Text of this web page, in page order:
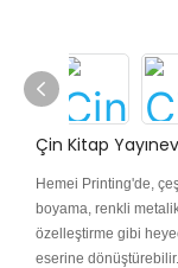
Çin Kitap
Hemei Printing'de,
boyama, renkli
özelleştirme gibi
eserine dönüştürebilir.